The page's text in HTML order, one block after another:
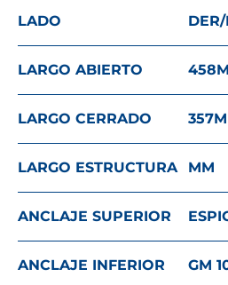
LADO
LARGO ABIERTO 458
LARGO CERRADO 357
LARGO ESTRUCTURA MM
ANCLAJE SUPERIOR
ANCLAJE INFERIOR GM